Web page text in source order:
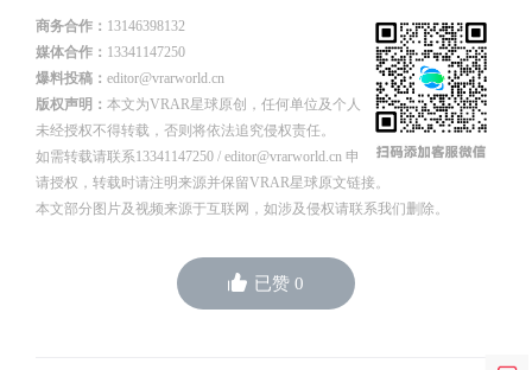
商务合作： 13146398132
媒体合作： 13341147250
爆料投稿： editor@vrarworld.cn
版权声明： 本文为VRAR星球原创，任何单位及个人
未经授权不得转载，否则将依法追究侵权责任。
如需转载请联系13341147250 / editor@vrarworld.cn 申
请授权，转载时请注明来源并保留VRAR星球原文链接。
本文部分图片及视频来源于互联网，如涉及侵权请联系我们删除。
已赞 0